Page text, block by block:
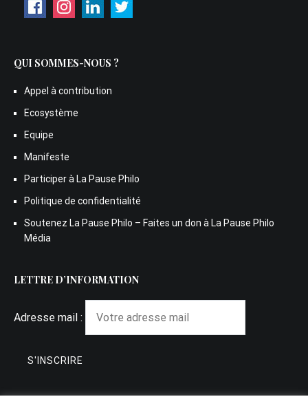
QUI SOMMES-NOUS ?
Appel à contribution
Ecosystème
Equipe
Manifeste
Participer à La Pause Philo
Politique de confidentialité
Soutenez La Pause Philo – Faites un don à La Pause Philo
Média
LETTRE D’INFORMATION
Adresse mail :